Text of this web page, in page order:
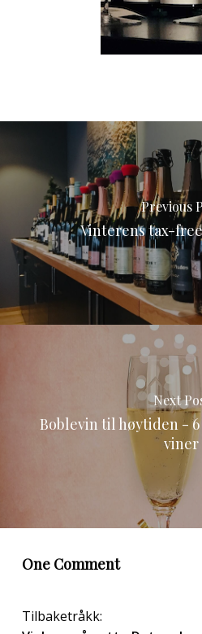
Previous
Vinterens tax-
Next
Boblevin til høytiden -
viner
One Comment
Tilbaketråkk: